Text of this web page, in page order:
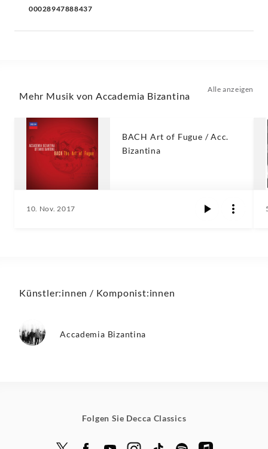
00028947888437
Mehr Musik von Accademia Bizantina
Alle anzeigen
BACH Art of Fugue / Acc.
Bizantina
10. Nov. 2017
Künstler:innen / Komponist:innen
Accademia Bizantina
Folgen Sie Decca Classics